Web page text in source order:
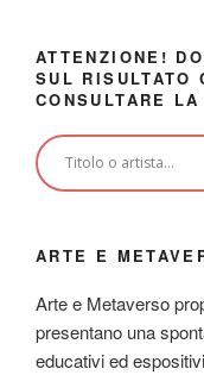
ATTENZIONE!
SUL RISULTATO
CONSULTARE
ARTE E
Arte e Metaverso
presentano una
educativi ed